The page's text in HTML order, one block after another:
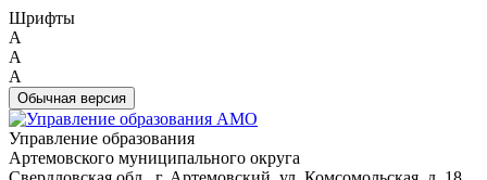
Шрифты
A
A
A
Обычная версия
Управление образования
Артемовского муниципального округа